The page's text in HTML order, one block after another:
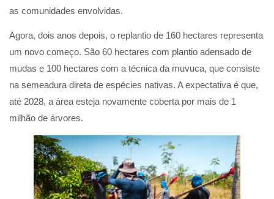
as comunidades envolvidas.
Agora, dois anos depois, o replantio de 160 hectares representa
um novo começo. São 60 hectares com plantio adensado de
mudas e 100 hectares com a técnica da muvuca, que consiste
na semeadura direta de espécies nativas. A expectativa é que,
até 2028, a área esteja novamente coberta por mais de 1
milhão de árvores.